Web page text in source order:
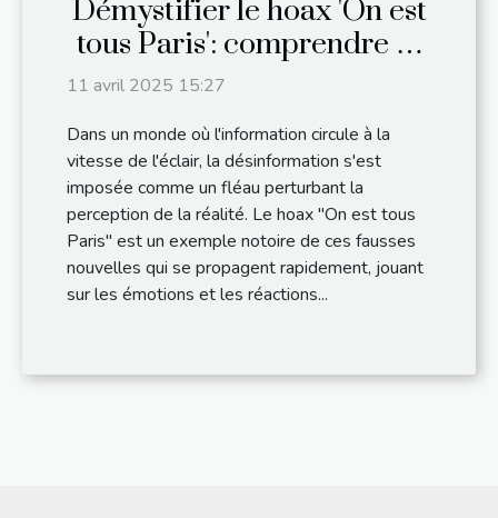
Démystifier le hoax 'On est
tous Paris': comprendre et
contrer la désinformation
11 avril 2025 15:27
Dans un monde où l'information circule à la
vitesse de l'éclair, la désinformation s'est
imposée comme un fléau perturbant la
perception de la réalité. Le hoax "On est tous
Paris" est un exemple notoire de ces fausses
nouvelles qui se propagent rapidement, jouant
sur les émotions et les réactions...